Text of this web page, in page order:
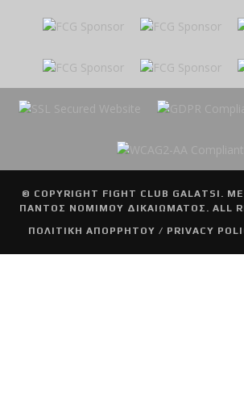
© COPYRIGHT FIGHT CLUB GALATSI
.
ΠΑΝΤΟΣ ΝΟΜΙΜΟΥ ΔΙΚΑΙΩΜΑΤΟΣ. ALL
ΠΟΛΙΤΙΚΗ ΑΠΟΡΡΗΤΟΥ / PRIVACY